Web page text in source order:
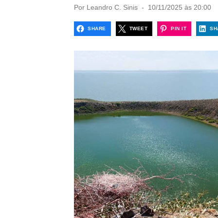
Por Leandro C. Sinis
P
d
10/11/2025 às 20:00
SHARE TWEET PIN IT